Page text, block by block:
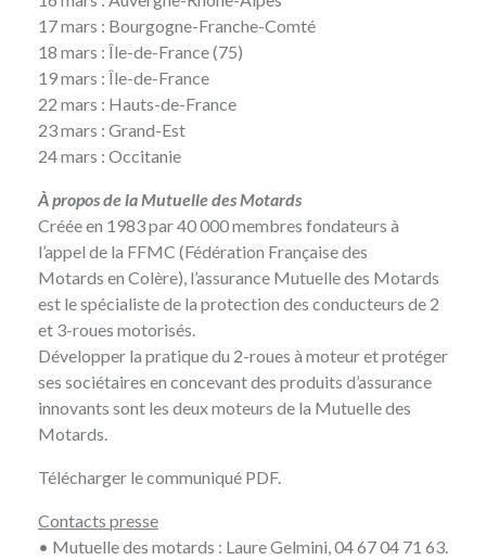
17 mars : Bourgogne-Franche-Comté
18 mars : Île-de-France (75)
19 mars : Île-de-France
22 mars : Hauts-de-France
23 mars : Grand-Est
24 mars : Occitanie
À propos de la Mutuelle des Motards
Créée en 1983 par 40 000 membres fondateurs à
l’appel de la FFMC (Fédération Française des
Motards en Colère), l’assurance Mutuelle des Motards
est le spécialiste de la protection des conducteurs de 2
et 3-roues motorisés.
Développer la pratique du 2-roues à moteur et protéger
ses sociétaires en concevant des produits d’assurance
innovants sont les deux moteurs de la Mutuelle des
Motards.
Télécharger le communiqué PDF.
Contacts presse
• Mutuelle des motards : Laure Gelmini, 04 67 04 71 63.